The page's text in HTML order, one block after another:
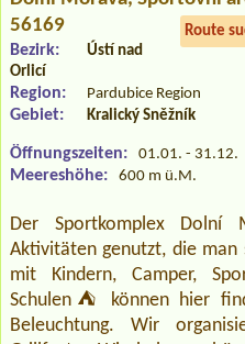
56169
Route
Bezirk:
Ústí nad
Orlicí
Region: Pardubice Region
Gebiet: Kralický Sněžník
Öffnungszeiten: 01.01. - 31.12.
Meereshöhe: 600 m ü.M.
Der Sportkomplex
Aktivitäten genutzt, die man
mit Kindern, Camper,
Schulen⛺ können hier
Beleuchtung. Wir